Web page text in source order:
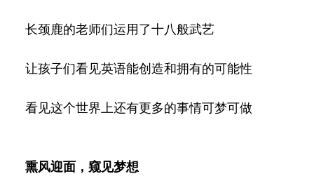
长颈鹿的老师们运用了十八般武艺
让孩子们看见英语能创造和拥有的可能性
看见这个世界上还有更多的事情可梦可做
熏风迎面，窥见梦想